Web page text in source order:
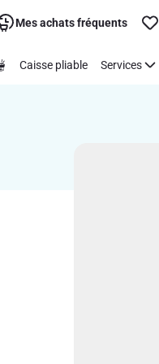
Mes achats fréquents
Caisse pliable Services